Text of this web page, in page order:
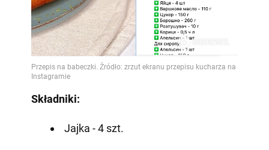
Składniki:
Jajka - 4 szt.